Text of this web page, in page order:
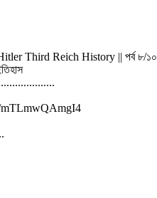
Third Reich History || পর্ব ৮/১০
mTLmwQAmgI4